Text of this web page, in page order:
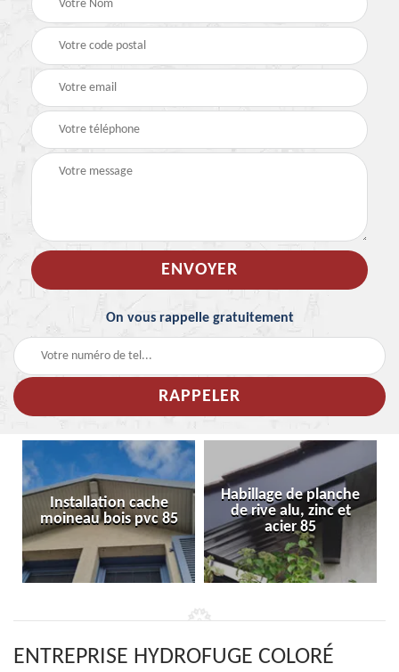
On vous rappelle gratuitement
Installation cache
moineau bois pvc 85
Habillage de planche
de rive alu, zinc et
acier 85
ENTREPRISE HYDROFUGE COLORÉ